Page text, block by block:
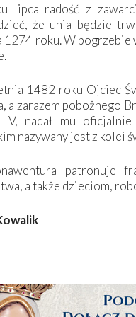
lipca radość z
że unia będzie
1274 roku. W pogrzebie
1482 roku Ojciec
a zarazem pobożnego
V, nadał mu
nazywany jest z kolei
patronuje
a także dzieciom,